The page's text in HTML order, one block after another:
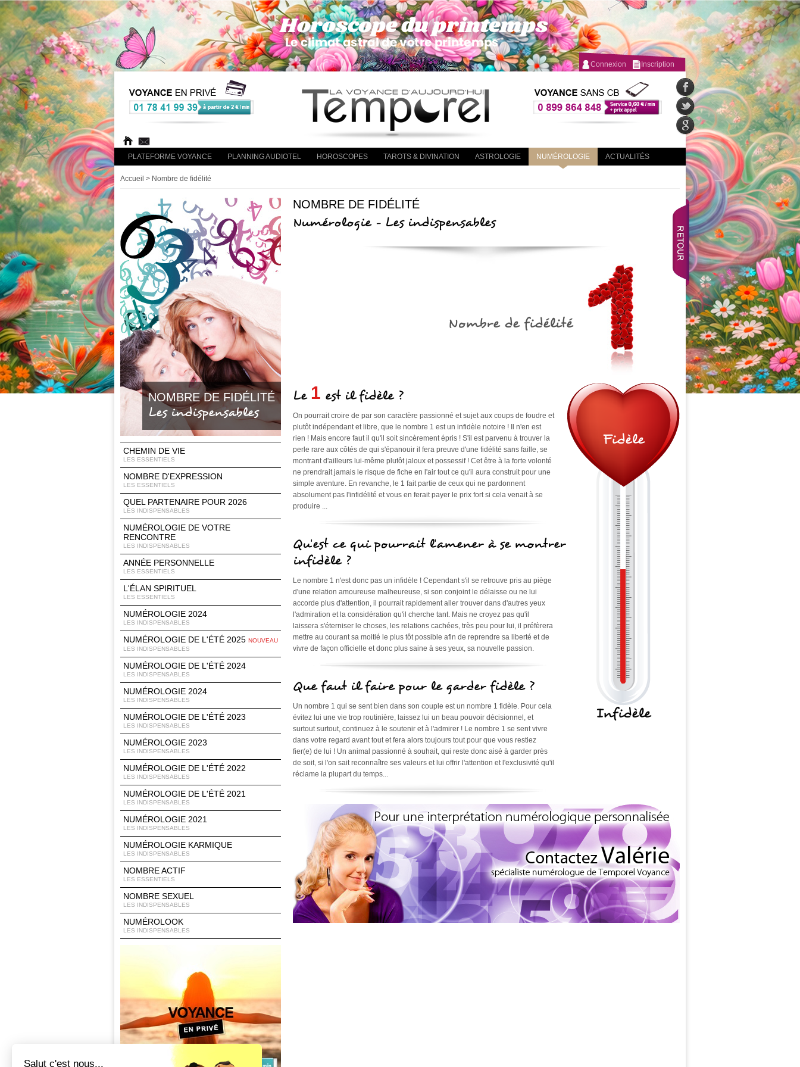
Connexion Inscription
PLATEFORME VOYANCE PLANNING AUDIOTEL HOROSCOPES TAROTS & DIVINATION ASTROLOGIE NUMÉROLOGIE ACTUALITÉS
Accueil > Nombre de fidélité
NOMBRE DE FIDÉLITÉ
Les indispensables
CHEMIN DE VIE
LES ESSENTIELS
NOMBRE D'EXPRESSION
LES ESSENTIELS
QUEL PARTENAIRE POUR 2026
LES INDISPENSABLES
NUMÉROLOGIE DE VOTRE
RENCONTRE
LES INDISPENSABLES
ANNÉE PERSONNELLE
LES ESSENTIELS
L'ÉLAN SPIRITUEL
LES ESSENTIELS
NUMÉROLOGIE 2024
LES INDISPENSABLES
NUMÉROLOGIE DE L'ÉTÉ 2025 NOUVEAU
LES INDISPENSABLES
NUMÉROLOGIE DE L'ÉTÉ 2024
LES INDISPENSABLES
NUMÉROLOGIE 2024
LES INDISPENSABLES
NUMÉROLOGIE DE L'ÉTÉ 2023
LES INDISPENSABLES
NUMÉROLOGIE 2023
LES INDISPENSABLES
NUMÉROLOGIE DE L'ÉTÉ 2022
LES INDISPENSABLES
NUMÉROLOGIE DE L'ÉTÉ 2021
LES INDISPENSABLES
NUMÉROLOGIE 2021
LES INDISPENSABLES
NUMÉROLOGIE KARMIQUE
LES INDISPENSABLES
NOMBRE ACTIF
LES ESSENTIELS
NOMBRE SEXUEL
LES INDISPENSABLES
NUMÉROLOOK
LES INDISPENSABLES
NOMBRE DE FIDÉLITÉ
Numérologie - Les indispensables
Nombre de fidélité
Le 1 est il fidèle ?
On pourrait croire de par son caractère passionné et sujet aux coups de foudre et
plutôt indépendant et libre, que le nombre 1 est un infidèle notoire ! Il n'en est
rien ! Mais encore faut il qu'il soit sincèrement épris ! S'il est parvenu à trouver la
perle rare aux côtés de qui s'épanouir il fera preuve d'une fidélité sans faille, se
montrant d'ailleurs lui-même plutôt jaloux et possessif ! Cet être à la forte volonté
ne prendrait jamais le risque de fiche en l'air tout ce qu'il aura construit pour une
simple aventure. En revanche, le 1 fait partie de ceux qui ne pardonnent
absolument pas l'infidélité et vous en ferait payer le prix fort si cela venait à se
produire ...
Qu'est ce qui pourrait l'amener à se montrer
infidèle ?
Le nombre 1 n'est donc pas un infidèle ! Cependant s'il se retrouve pris au piège
d'une relation amoureuse malheureuse, si son conjoint le délaisse ou ne lui
accorde plus d'attention, il pourrait rapidement aller trouver dans d'autres yeux
l'admiration et la considération qu'il cherche tant. Mais ne croyez pas qu'il
laissera s'éterniser le choses, les relations cachées, très peu pour lui, il préfèrera
mettre au courant sa moitié le plus tôt possible afin de reprendre sa liberté et de
vivre de façon officielle et donc plus saine à ses yeux, sa nouvelle passion.
Que faut il faire pour le garder fidèle ?
Un nombre 1 qui se sent bien dans son couple est un nombre 1 fidèle. Pour cela
évitez lui une vie trop routinière, laissez lui un beau pouvoir décisionnel, et
surtout surtout, continuez à le soutenir et à l'admirer ! Le nombre 1 se sent vivre
dans votre regard avant tout et fera alors toujours tout pour que vous restiez
fier(e) de lui ! Un animal passionné à souhait, qui reste donc aisé à garder près
de soit, si l'on sait reconnaître ses valeurs et lui offrir l'attention et l'exclusivité qu'il
réclame la plupart du temps...
Fidèle
Infidèle
Salut c'est nous...